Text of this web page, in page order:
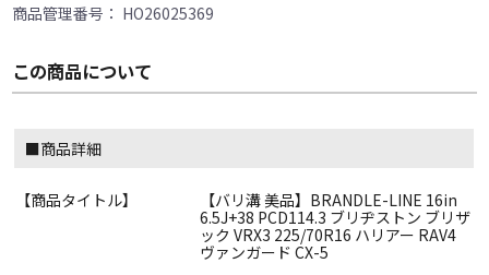
商品管理番号： HO26025369
この商品について
■商品詳細
【商品タイトル】
【バリ溝 美品】BRANDLE-LINE 16in
6.5J+38 PCD114.3 ブリヂストン ブリザ
ック VRX3 225/70R16 ハリアー RAV4
ヴァンガード CX-5